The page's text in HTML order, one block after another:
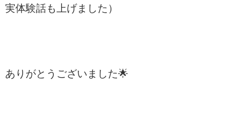
実体験話も上げました）
ありがとうございました🌟